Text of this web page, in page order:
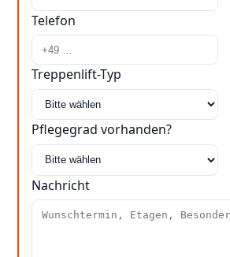
Telefon
Treppenlift-Typ
Pflegegrad vorhanden?
Nachricht